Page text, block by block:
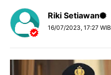
Riki Setiawan
16/07/2023, 17:27 WIB